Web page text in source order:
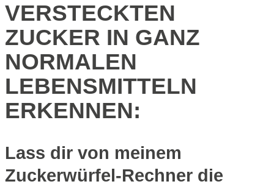
VERSTECKTEN
ZUCKER IN GANZ
NORMALEN
LEBENSMITTELN
ERKENNEN:
Lass dir von meinem
Zuckerwürfel-Rechner die